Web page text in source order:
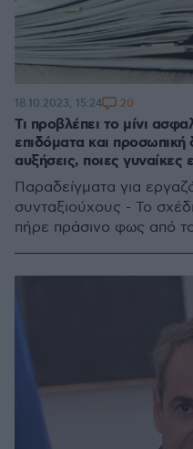
Τι προβλέπει το μίνι
επιδόματα και
αυξήσεις, ποιες γυναίκες
Παραδείγματα για
συνταξιούχους - Το
πήρε πράσινο φως από
18.10.2023, 15:24 20